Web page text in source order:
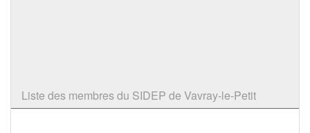
Liste des membres du SIDEP de Vavray-le-Petit